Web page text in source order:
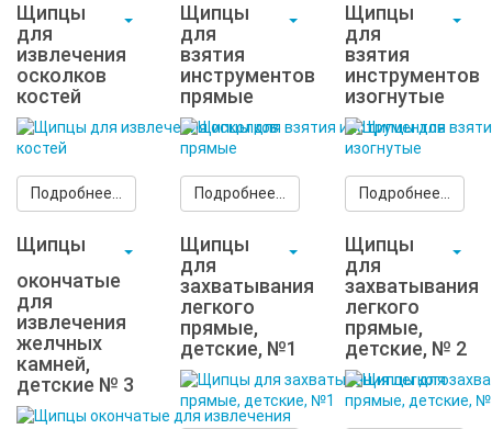
Щипцы
для
извлечения
осколков
костей
Подробнее...
Щипцы
для
взятия
инструментов
прямые
Подробнее...
Щипцы
для
взятия
инструментов
изогнутые
Подробнее...
Щипцы
окончатые
для
извлечения
желчных
камней,
детские № 3
Щипцы
для
захватывания
легкого
прямые,
детские, №1
Щипцы
для
захватывания
легкого
прямые,
детские, № 2